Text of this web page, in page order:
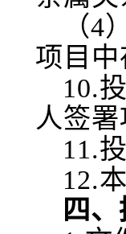
（
项目
10.
人签
11.
12.
四